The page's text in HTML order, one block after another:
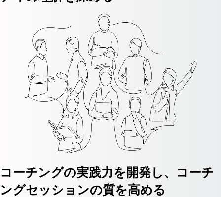
コーチングの実践力を開発し、コーチ
ングセッションの質を高める